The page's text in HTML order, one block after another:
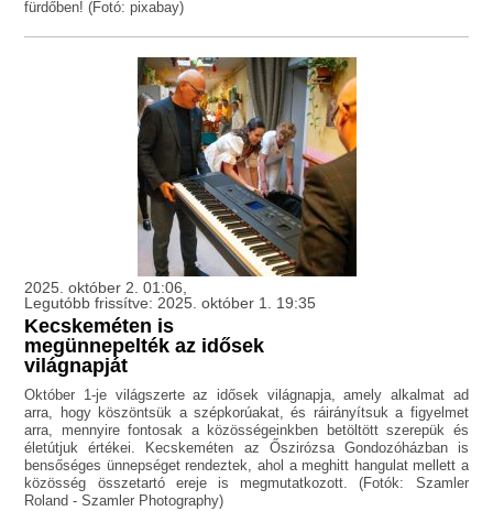
fürdőben! (Fotó: pixabay)
2025. október 2. 01:06,
Legutóbb frissítve: 2025. október 1. 19:35
Kecskeméten is
megünnepelték az idősek
világnapját
Október 1-je világszerte az idősek világnapja, amely alkalmat ad
arra, hogy köszöntsük a szépkorúakat, és ráirányítsuk a figyelmet
arra, mennyire fontosak a közösségeinkben betöltött szerepük és
életútjuk értékei. Kecskeméten az Őszirózsa Gondozóházban is
bensőséges ünnepséget rendeztek, ahol a meghitt hangulat mellett a
közösség összetartó ereje is megmutatkozott. (Fotók: Szamler
Roland - Szamler Photography)